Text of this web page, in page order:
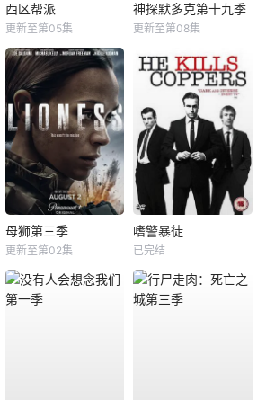
西区帮派
更新至第05集
神探默多克第十九季
更新至第08集
母狮第三季
更新至第02集
嗜警暴徒
已完结